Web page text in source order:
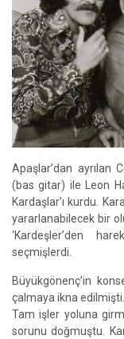
Apaşlar’dan ayrılan
(bas gitar) ile Leon
Kardaşlar’ı kurdu.
yararlanabilecek bir
‘Kardeşler’den
seçmişlerdi.
Büyükgönenç’in
çalmaya ikna
Tam işler yoluna
sorunu doğmuştu.